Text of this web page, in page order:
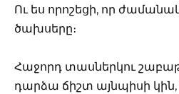
Ու ես որոշեցի, որ
ծախսերը։
Հաջորդ տասներկու
դարձա ճիշտ այնպիսի